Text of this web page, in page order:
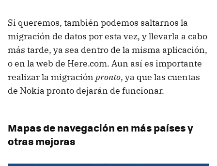
Si queremos, también podemos saltarnos la
migración de datos por esta vez, y llevarla a cabo
más tarde, ya sea dentro de la misma aplicación,
o en la web de Here.com. Aun así es importante
realizar la migración pronto, ya que las cuentas
de Nokia pronto dejarán de funcionar.
Mapas de navegación en más países y
otras mejoras